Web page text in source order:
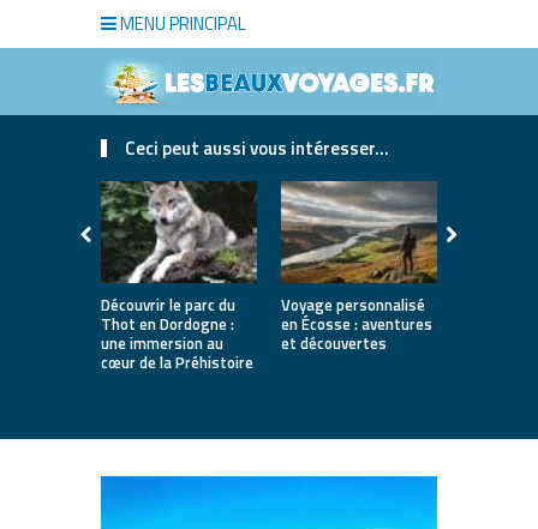
MENU PRINCIPAL
Ceci peut aussi vous intéresser...
Découvrir le parc du
Thot en Dordogne :
une immersion au
cœur de la Préhistoire
Voyage personnalisé
en Écosse : aventures
et découvertes